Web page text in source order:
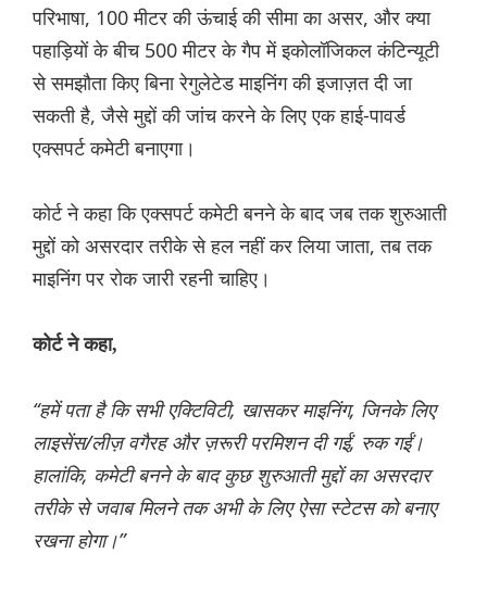
परिभाषा, 100 मीटर की ऊंचाई की सीमा का असर, और क्या
पहाड़ियों के बीच 500 मीटर के गैप में इकोलॉजिकल कंटिन्यूटी
से समझौता किए बिना रेगुलेटेड माइनिंग की इजाज़त दी जा
सकती है, जैसे मुद्दों की जांच करने के लिए एक हाई-पावर्ड
एक्सपर्ट कमेटी बनाएगा।
कोर्ट ने कहा कि एक्सपर्ट कमेटी बनने के बाद जब तक शुरुआती
मुद्दों को असरदार तरीके से हल नहीं कर लिया जाता, तब तक
माइनिंग पर रोक जारी रहनी चाहिए।
कोर्ट ने कहा,
“हमें पता है कि सभी एक्टिविटी, खासकर माइनिंग, जिनके लिए
लाइसेंस/लीज़ वगैरह और ज़रूरी परमिशन दी गईं, रुक गईं।
हालांकि, कमेटी बनने के बाद कुछ शुरुआती मुद्दों का असरदार
तरीके से जवाब मिलने तक अभी के लिए ऐसा स्टेटस को बनाए
रखना होगा।”